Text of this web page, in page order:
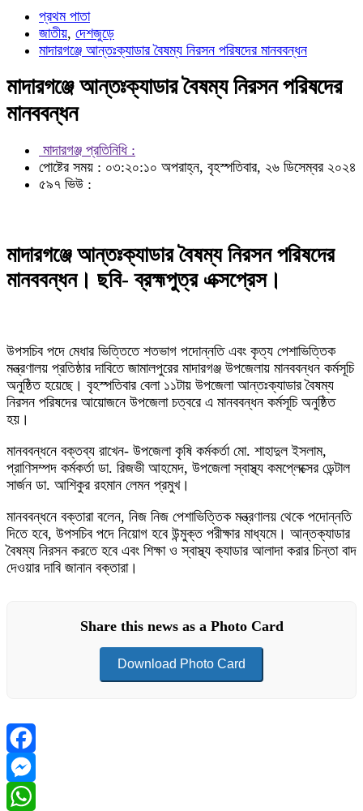
প্রথম পাতা
জাতীয়, দেশজুড়ে
মাদারগঞ্জে আন্তঃক্যাডার বৈষম্য নিরসন পরিষদের মানববন্ধন
মাদারগঞ্জে আন্তঃক্যাডার বৈষম্য নিরসন পরিষদের
মানববন্ধন
মাদারগঞ্জ প্রতিনিধি :
পোষ্টের সময় : ০৩:২০:১০ অপরাহ্ন, বৃহস্পতিবার, ২৬ ডিসেম্বর ২০২৪
৫৯৭ ভিউ :
মাদারগঞ্জে আন্তঃক্যাডার বৈষম্য নিরসন পরিষদের
মানববন্ধন। ছবি- ব্রহ্মপুত্র এক্সপ্রেস।
উপসচিব পদে মেধার ভিত্তিতে শতভাগ পদোন্নতি এবং কৃত্য পেশাভিত্তিক
মন্ত্রণালয় প্রতিষ্ঠার দাবিতে জামালপুরের মাদারগঞ্জ উপজেলায় মানববন্ধন কর্মসূচি
অনুষ্ঠিত হয়েছে। বৃহস্পতিবার বেলা ১১টায় উপজেলা আন্তঃক্যাডার বৈষম্য
নিরসন পরিষদের আয়োজনে উপজেলা চত্বরে এ মানববন্ধন কর্মসূচি অনুষ্ঠিত
হয়।
মানববন্ধনে বক্তব্য রাখেন- উপজেলা কৃষি কর্মকর্তা মো. শাহাদুল ইসলাম,
প্রাণিসম্পদ কর্মকর্তা ডা. রিজভী আহমেদ, উপজেলা স্বাস্থ্য কমপ্লেক্সের ডেন্টাল
সার্জন ডা. আশিকুর রহমান লেমন প্রমুখ।
মানববন্ধনে বক্তারা বলেন, নিজ নিজ পেশাভিত্তিক মন্ত্রণালয় থেকে পদোন্নতি
দিতে হবে, উপসচিব পদে নিয়োগ হবে উন্মুক্ত পরীক্ষার মাধ্যমে। আন্তক্যাডার
বৈষম্য নিরসন করতে হবে এবং শিক্ষা ও স্বাস্থ্য ক‍্যাডার আলাদা করার চিন্তা বাদ
দেওয়ার দাবি জানান বক্তারা।
Share this news as a Photo Card
Download Photo Card
Facebook
Messenger